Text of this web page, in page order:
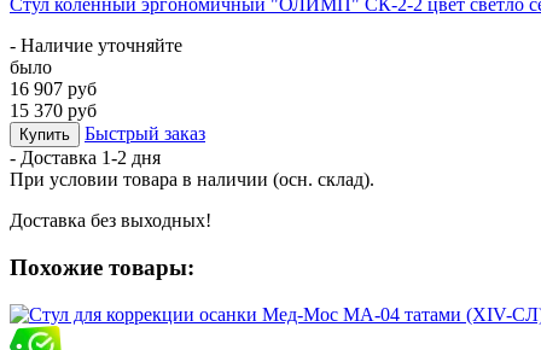
Стул коленный эргономичный "ОЛИМП" СК-2-2 цвет светло
- Наличие уточняйте
было
16 907 руб
15 370 руб
Купить
Быстрый заказ
- Доставка 1-2 дня
При условии товара в наличии (осн. склад).
Доставка без выходных!
Похожие товары: